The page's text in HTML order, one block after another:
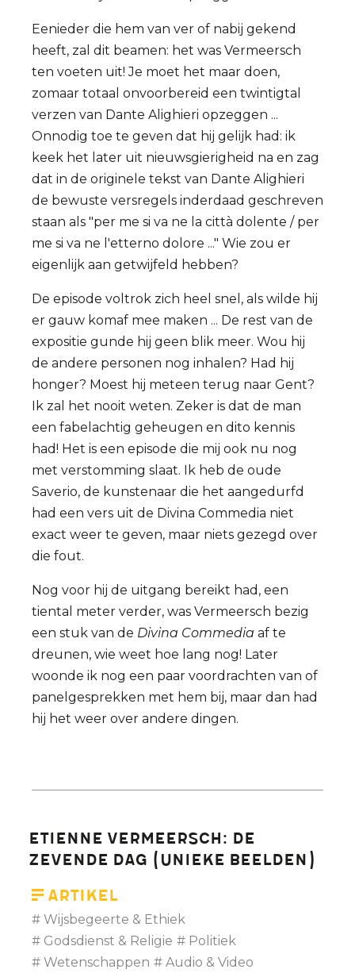
Eenieder die hem van ver of nabij gekend
heeft, zal dit beamen: het was Vermeersch
ten voeten uit! Je moet het maar doen,
zomaar totaal onvoorbereid een twintigtal
verzen van Dante Alighieri opzeggen ...
Onnodig toe te geven dat hij gelijk had: ik
keek het later uit nieuwsgierigheid na en zag
dat in de originele tekst van Dante Alighieri
de bewuste versregels inderdaad geschreven
staan als "per me si va ne la città dolente / per
me si va ne l'etterno dolore ..." Wie zou er
eigenlijk aan getwijfeld hebben?
De episode voltrok zich heel snel, als wilde hij
er gauw komaf mee maken ... De rest van de
expositie gunde hij geen blik meer. Wou hij
de andere personen nog inhalen? Had hij
honger? Moest hij meteen terug naar Gent?
Ik zal het nooit weten. Zeker is dat de man
een fabelachtig geheugen en dito kennis
had! Het is een episode die mij ook nu nog
met verstomming slaat. Ik heb de oude
Saverio, de kunstenaar die het aangedurfd
had een vers uit de Divina Commedia niet
exact weer te geven, maar niets gezegd over
die fout.
Nog voor hij de uitgang bereikt had, een
tiental meter verder, was Vermeersch bezig
een stuk van de Divina Commedia af te
dreunen, wie weet hoe lang nog! Later
woonde ik nog een paar voordrachten van of
panelgesprekken met hem bij, maar dan had
hij het weer over andere dingen.
Etienne Vermeersch: De
Zevende Dag (unieke beelden)
Artikel
Wijsbegeerte & Ethiek
Godsdienst & Religie
Politiek
Wetenschappen
Audio & Video